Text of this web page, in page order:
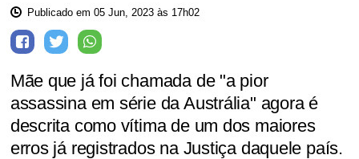
Publicado em 05 Jun, 2023 às 17h02
Mãe que já foi chamada de "a pior
assassina em série da Austrália" agora é
descrita como vítima de um dos maiores
erros já registrados na Justiça daquele país.